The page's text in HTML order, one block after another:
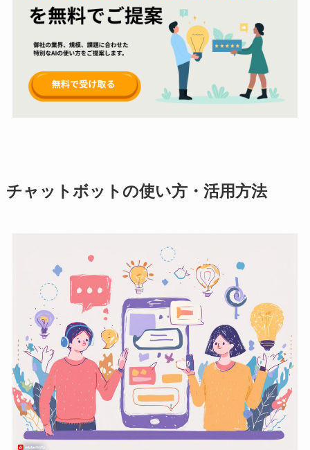
チャットボットの使い方・活用方法